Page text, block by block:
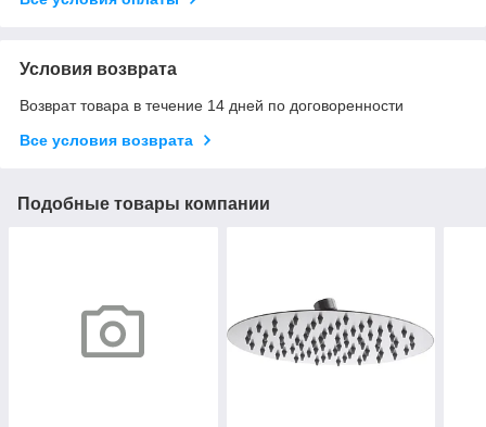
Условия возврата
Возврат товара в течение 14 дней по договоренности
Все условия возврата
Подобные товары компании